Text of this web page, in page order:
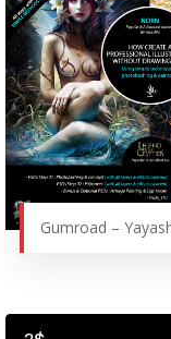
Gumroad –